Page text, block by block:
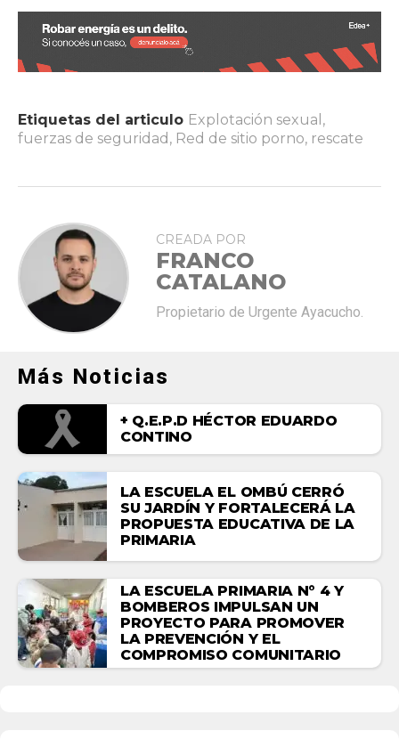
Etiquetas del articulo Explotación sexual ,
fuerzas de seguridad , Red de sitio porno, rescate
CREADA POR
FRANCO
CATALANO
Propietario de Urgente Ayacucho.
Más Noticias
+ Q.E.P.D HÉCTOR EDUARDO
CONTINO
LA ESCUELA EL OMBÚ CERRÓ
SU JARDÍN Y FORTALECERÁ LA
PROPUESTA EDUCATIVA DE LA
PRIMARIA
LA ESCUELA PRIMARIA N° 4 Y
BOMBEROS IMPULSAN UN
PROYECTO PARA PROMOVER
LA PREVENCIÓN Y EL
COMPROMISO COMUNITARIO